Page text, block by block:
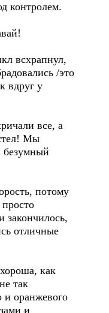
контролем.
всхрапнул,
/это
вдруг у
все, а
Мы
безумный
потому
закончилось,
отличные
как
так
и оранжевого
и